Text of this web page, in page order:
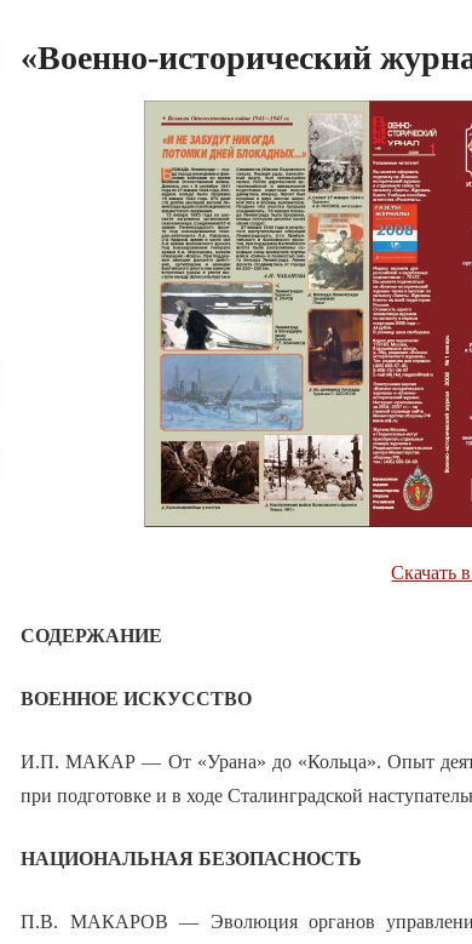
«Военно-исторический
Скачать
СОДЕРЖАНИЕ
ВОЕННОЕ ИСКУССТВО
И.П. МАКАР — От «Урана» до «Кольца». Опыт
при подготовке и в ходе Сталинградской
НАЦИОНАЛЬНАЯ БЕЗОПАСНОСТЬ
П.В. МАКАРОВ — Эволюция органов управления